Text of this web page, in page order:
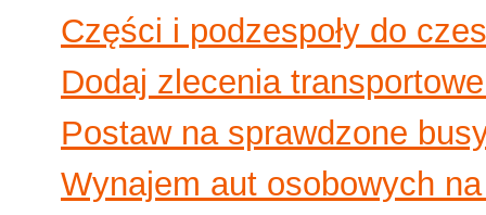
Części i podzespoły do
Dodaj zlecenia
Postaw na sprawdzone
Wynajem aut osobowych